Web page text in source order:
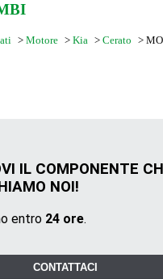
> Motore > Kia > Cerato >
IL COMPONENTE
NOI!
entro 24 ore.
CONTATTACI